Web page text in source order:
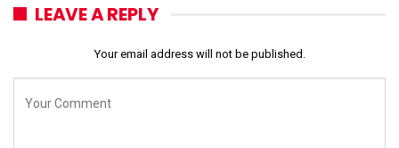
LEAVE A REPLY
Your email address will not be published.